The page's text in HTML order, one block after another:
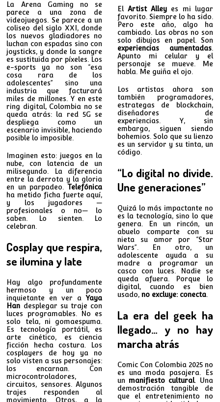
La Arena Gaming no se
parece a una zona de
videojuegos. Se parece a un
coliseo del siglo XXI, donde
los nuevos gladiadores no
luchan con espadas sino con
joysticks, y donde la sangre
es sustituida por píxeles. Los
e-sports ya no son “esa
cosa rara de los
adolescentes” sino una
industria que facturará
miles de millones. Y en este
ring digital, Colombia no se
queda atrás: la red 5G se
despliega como un
escenario invisible, haciendo
posible lo imposible.
Imaginen esto: juegos en la
nube, con latencia de un
milisegundo. La diferencia
entre la derrota y la gloria
en un parpadeo. Telefónica
ha metido ficha fuerte aquí,
y los jugadores —
profesionales o no— lo
saben. Lo sienten. Lo
celebran.
Cosplay que respira,
se ilumina y late
Hay algo profundamente
hermoso y un poco
inquietante en ver aYaya
Han desplegar su traje con
luces programables. No es
solo tela, ni gomaespuma.
Es tecnología portátil, es
arte cinético, es ciencia
ficción hecha costura. Los
cosplayers de hoy ya no
solo visten a sus personajes:
los encarnan. Con
microcontroladores,
circuitos, sensores. Algunos
trajes responden al
movimiento. Otros, a la
El Artist Alleyes mi lugar
favorito. Siempre lo ha sido.
Pero este año, algo ha
cambiado. Las obras no son
solo dibujos en papel. Son
experiencias aumentadas.
Apunto mi celular y el
personaje se mueve. Me
habla. Me guiña el ojo.
Los artistas ahora son
también programadores,
estrategas de blockchain,
diseñadores de
experiencias. Y, sin
embargo, siguen siendo
bohemios. Solo que su lienzo
es un servidor y su tinta, un
código.
“Lo digital no divide.
Une generaciones”
Quizá lo más impactante no
es la tecnología, sino lo que
genera. En un rincón, un
abuelo comparte con su
nieta su amor por “Star
Wars”. En otro, un
adolescente ayuda a su
madre a programar un
casco con luces. Nadie se
queda afuera. Porque lo
digital, cuando es bien
usado, no excluye: conecta.
La era del geek ha
llegado… y no hay
marcha atrás
Comic Con Colombia 2025 no
es una moda pasajera. Es
un manifiesto cultural. Una
demostración tangible de
que el entretenimiento no